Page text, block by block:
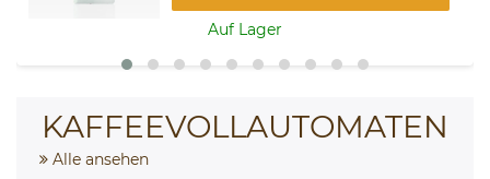
Auf Lager
KAFFEEVOLLAUTOMATEN
Alle ansehen